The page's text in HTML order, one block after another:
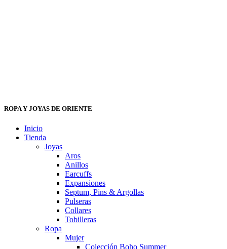
ROPA Y JOYAS DE ORIENTE
Inicio
Tienda
Joyas
Aros
Anillos
Earcuffs
Expansiones
Septum, Pins & Argollas
Pulseras
Collares
Tobilleras
Ropa
Mujer
Colección Boho Summer